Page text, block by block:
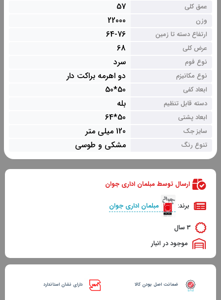
عمق کلی 57
وزن 22000
ارتفاع دسته تا زمین 64-76
عرض کلی 68
نوع فوم سرد
نوع مکانیزم دو اهرمه براکت دار
ابعاد کفی 50*50
دسته قابل تنظیم بله
ابعاد پشتی 50*64
سایز جک 120 میلی متر
تنوع رنگ مشکی و طوسی
ارسال توسط مبلمان اداری جوان
برند: مبلمان اداری جوان
موجود در انبار
ضمانت اصل بودن کالا دارای نشان استاندارد